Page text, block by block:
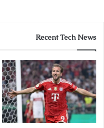
Recent Tech News